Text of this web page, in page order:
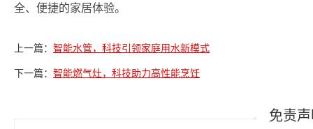
全、便捷的家居体验。
上一篇： 智能水管，科技引领家庭用水新模式
下一篇： 智能燃气灶，科技助力高性能烹饪
免责